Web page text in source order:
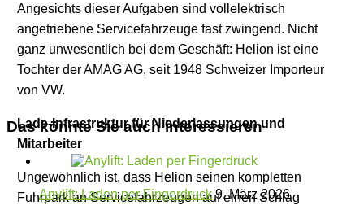
Angesichts dieser Aufgaben sind vollelektrisch
angetriebene Servicefahrzeuge fast zwingend. Nicht
ganz unwesentlich bei dem Geschäft: Helion ist eine
Tochter der AMAG AG, seit 1948 Schweizer Importeur
von VW.
Lade-Infrastruktur für Niederlassungen und
Mitarbeiter
Ungewöhnlich ist, dass Helion seinen kompletten
Fuhrpark an Servicefahrzeugen auf einen Schlag
Das könnte Sie auch interessieren
Anylift: Laden per Fingerdruck9. März 2026